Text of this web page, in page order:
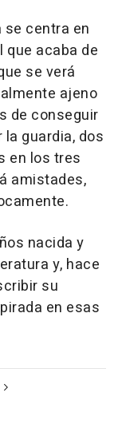
centra en
que acaba de
se verá
ajeno
de conseguir
guardia, dos
en los tres
amistades,
nacida y
y, hace
su
en esas